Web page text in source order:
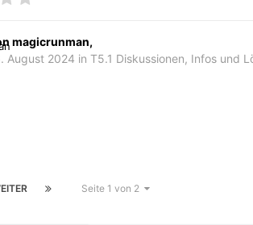
magicrunman,
August 2024 in T5.1 Diskussionen, Infos und
Seite 1 von 2